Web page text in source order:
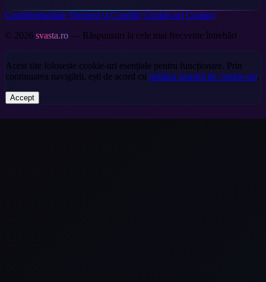
Confidențialitate Termeni și Condiții Cookie-uri Contact
© 2026 svasta.ro — Răspunsuri la cele mai frecvente întrebări
Acest site folosește cookie-uri esențiale pentru funcționare. Prin
continuarea navigării, ești de acord cu politica noastră de cookie-uri.
Accept